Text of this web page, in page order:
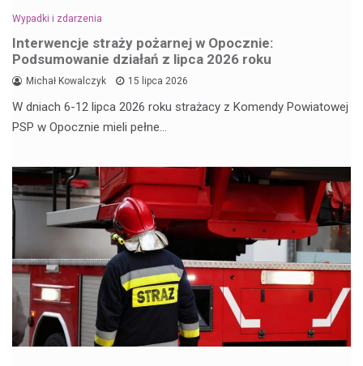
Wypadki i zdarzenia
Interwencje straży pożarnej w Opocznie:
Podsumowanie działań z lipca 2026 roku
Michał Kowalczyk 15 lipca 2026
W dniach 6-12 lipca 2026 roku strażacy z Komendy Powiatowej
PSP w Opocznie mieli pełne…